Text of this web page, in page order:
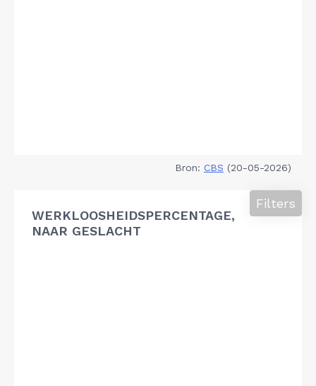
Bron: CBS (20-05-2026)
WERKLOOSHEIDSPERCENTAGE,
NAAR GESLACHT
Filters